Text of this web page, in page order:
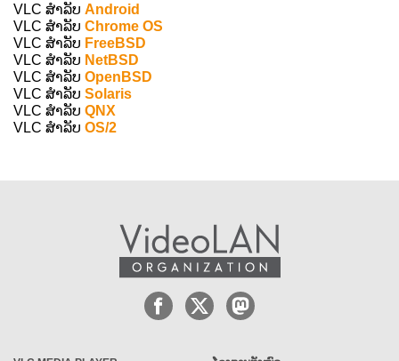
VLC ສຳລັບ Android
VLC ສຳລັບ Chrome OS
VLC ສຳລັບ FreeBSD
VLC ສຳລັບ NetBSD
VLC ສຳລັບ OpenBSD
VLC ສຳລັບ Solaris
VLC ສຳລັບ QNX
VLC ສຳລັບ OS/2